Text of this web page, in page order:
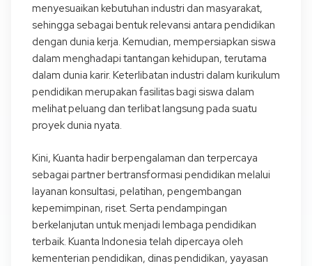
menyesuaikan kebutuhan industri dan masyarakat,
sehingga sebagai bentuk relevansi antara pendidikan
dengan dunia kerja. Kemudian, mempersiapkan siswa
dalam menghadapi tantangan kehidupan, terutama
dalam dunia karir. Keterlibatan industri dalam kurikulum
pendidikan merupakan fasilitas bagi siswa dalam
melihat peluang dan terlibat langsung pada suatu
proyek dunia nyata.
Kini, Kuanta hadir berpengalaman dan terpercaya
sebagai partner bertransformasi pendidikan melalui
layanan konsultasi, pelatihan, pengembangan
kepemimpinan, riset. Serta pendampingan
berkelanjutan untuk menjadi lembaga pendidikan
terbaik. Kuanta Indonesia telah dipercaya oleh
kementerian pendidikan, dinas pendidikan, yayasan